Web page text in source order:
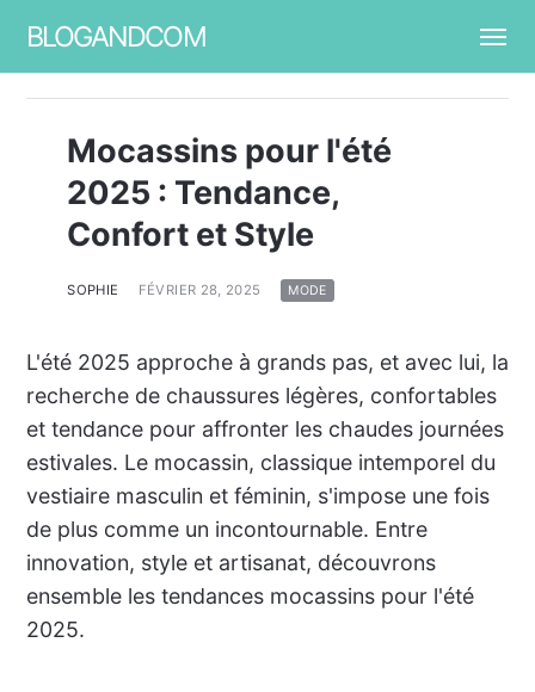
BLOGANDCOM
Mocassins pour l'été
2025 : Tendance,
Confort et Style
SOPHIE FÉVRIER 28, 2025 MODE
L'été 2025 approche à grands pas, et avec lui, la
recherche de chaussures légères, confortables
et tendance pour affronter les chaudes journées
estivales. Le mocassin, classique intemporel du
vestiaire masculin et féminin, s'impose une fois
de plus comme un incontournable. Entre
innovation, style et artisanat, découvrons
ensemble les tendances mocassins pour l'été
2025.